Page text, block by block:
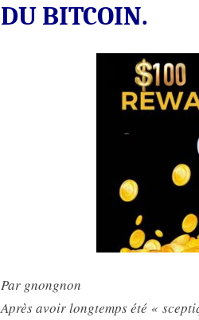
DU BITCOIN.
Par gnongnon
Après avoir longtemps été «